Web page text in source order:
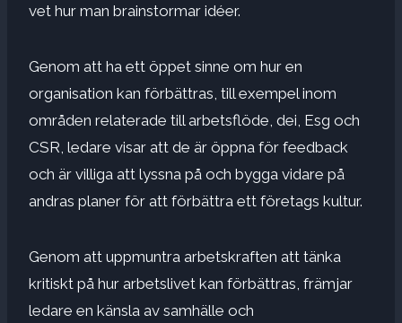
vet hur man brainstormar idéer.
Genom att ha ett öppet sinne om hur en
organisation kan förbättras, till exempel inom
områden relaterade till arbetsflöde, dei, Esg och
CSR, ledare visar att de är öppna för feedback
och är villiga att lyssna på och bygga vidare på
andras planer för att förbättra ett företags kultur.
Genom att uppmuntra arbetskraften att tänka
kritiskt på hur arbetslivet kan förbättras, främjar
ledare en känsla av samhälle och